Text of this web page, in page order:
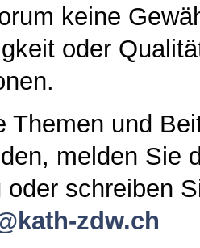
keine
oder
Themen und
melden Sie
oder schreiben
zdw.ch